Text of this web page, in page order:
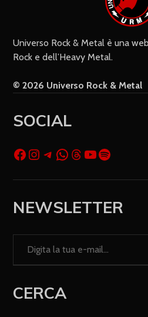
Universo Rock & Metal è una
Rock e dell’Heavy Metal.
© 2026 Universo Rock & Metal
SOCIAL
NEWSLETTER
CERCA